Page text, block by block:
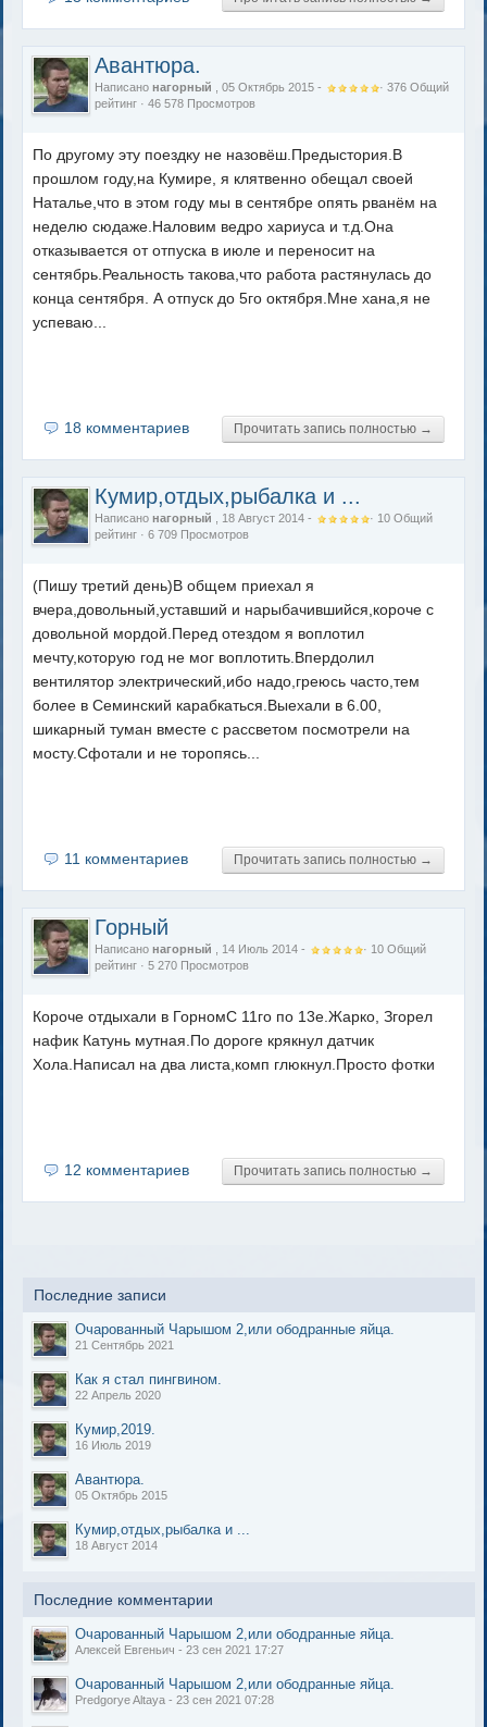
Авантюра.
Написанонагорный , 05 Октябрь 2015 - ·376 Общий
рейтинг · 46 578 Просмотров
По другому эту поездку не назовёш.Предыстория.В
прошлом году,на Кумире, я клятвенно обещал своей
Наталье,что в этом году мы в сентябре опять рванём на
неделю сюдаже.Наловим ведро хариуса и т.д.Она
отказывается от отпуска в июле и переносит на
сентябрь.Реальность такова,что работа растянулась до
конца сентября. А отпуск до 5го октября.Мне хана,я не
успеваю...
Прочитать запись полностью →
18 комментариев
Кумир,отдых,рыбалка и ...
Написанонагорный , 18 Август 2014 - · 10 Общий
рейтинг · 6 709 Просмотров
(Пишу третий день)В общем приехал я
вчера,довольный,уставший и нарыбачившийся,короче с
довольной мордой.Перед отездом я воплотил
мечту,которую год не мог воплотить.Впердолил
вентилятор электрический,ибо надо,греюсь часто,тем
более в Семинский карабкаться.Выехали в 6.00,
шикарный туман вместе с рассветом посмотрели на
мосту.Сфотали и не торопясь...
Прочитать запись полностью →
11 комментариев
Горный
Написанонагорный , 14 Июль 2014 - · 10 Общий
рейтинг · 5 270 Просмотров
Короче отдыхали в ГорномС 11го по 13е.Жарко, Згорел
нафик Катунь мутная.По дороге крякнул датчик
Хола.Написал на два листа,комп глюкнул.Просто фотки
Прочитать запись полностью →
12 комментариев
Последние записи
Очарованный Чарышом 2,или ободранные яйца.
21 Сентябрь 2021
Как я стал пингвином.
22 Апрель 2020
Кумир,2019.
16 Июль 2019
Авантюра.
05 Октябрь 2015
Кумир,отдых,рыбалка и ...
18 Август 2014
Последние комментарии
Очарованный Чарышом 2,или ободранные яйца.
Алексей Евгеньич - 23 сен 2021 17:27
Очарованный Чарышом 2,или ободранные яйца.
Predgorye Altaya - 23 сен 2021 07:28